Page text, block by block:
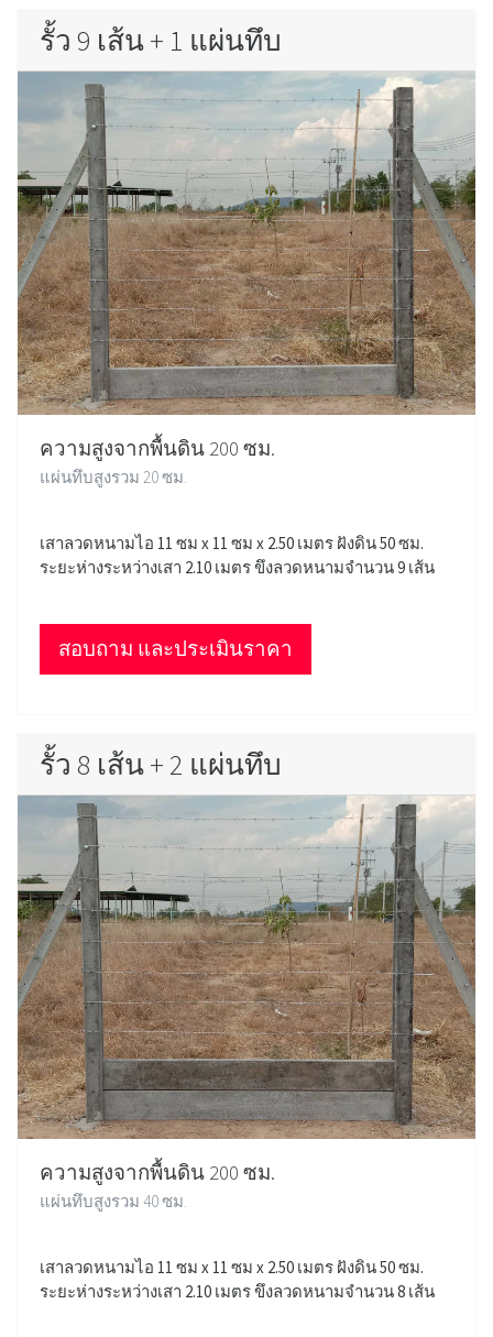
รั้ว 9 เส้น + 1 แผ่นทึบ
ความสูงจากพื้นดิน 200 ซม.
แผ่นทึบสูงรวม 20 ซม.
เสาลวดหนามไอ 11 ซม x 11 ซม x 2.50 เมตร ฝังดิน 50 ซม.
ระยะห่างระหว่างเสา 2.10 เมตร ขึงลวดหนามจำนวน 9 เส้น
สอบถาม และประเมินราคา
รั้ว 8 เส้น + 2 แผ่นทึบ
ความสูงจากพื้นดิน 200 ซม.
แผ่นทึบสูงรวม 40 ซม.
เสาลวดหนามไอ 11 ซม x 11 ซม x 2.50 เมตร ฝังดิน 50 ซม.
ระยะห่างระหว่างเสา 2.10 เมตร ขึงลวดหนามจำนวน 8 เส้น